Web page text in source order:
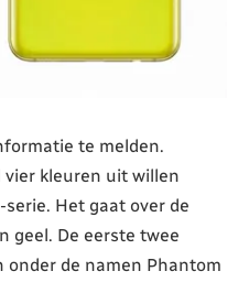
te melden.
vier kleuren uit willen
Het gaat over de
geel. De eerste twee
onder de namen Phantom